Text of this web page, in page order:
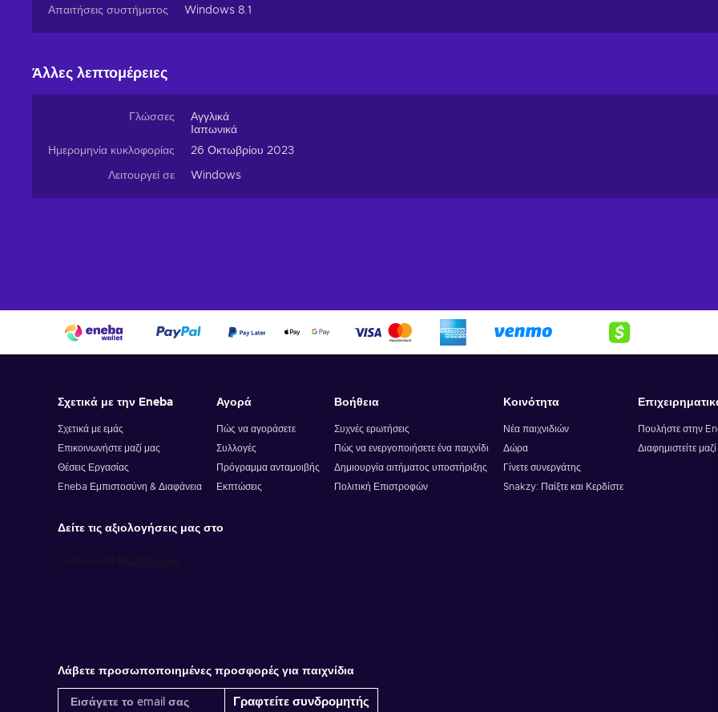
Cheap Wizardry: The Five Ordeals key price.
Απαιτήσεις συστήματος
Windows 8.1
Άλλες λεπτομέρειες
Γλώσσες
Αγγλικά
Ιαπωνικά
Ημερομηνία κυκλοφορίας
26 Οκτωβρίου 2023
Λειτουργεί σε Windows
Σχετικά με την Eneba
Σχετικά με εμάς
Επικοινωνήστε μαζί μας
Θέσεις Εργασίας
Eneba Εμπιστοσύνη & Διαφάνεια
Αγορά
Πώς να αγοράσετε
Συλλογές
Πρόγραμμα ανταμοιβής
Εκπτώσεις
Βοήθεια
Συχνές ερωτήσεις
Πώς να ενεργοποιήσετε ένα παιχνίδι
Δημιουργία αιτήματος υποστήριξης
Πολιτική Επιστροφών
Κοινότητα
Νέα παιχνιδιών
Δώρα
Γίνετε συνεργάτης
Snakzy: Παίξτε και Κερδίστε
Πουλήστε στην
Διαφημιστείτε
Δείτε τις αξιολογήσεις μας στο
Λάβετε προσωποποιημένες προσφορές για παιχνίδια
Γραφτείτε συνδρομητής